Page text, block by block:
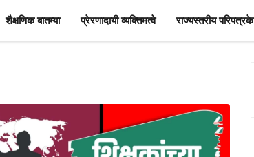
शैक्षणिक बातम्या प्रेरणादायी व्यक्तिमत्वे राज्यस्तरीय परिपत्रके